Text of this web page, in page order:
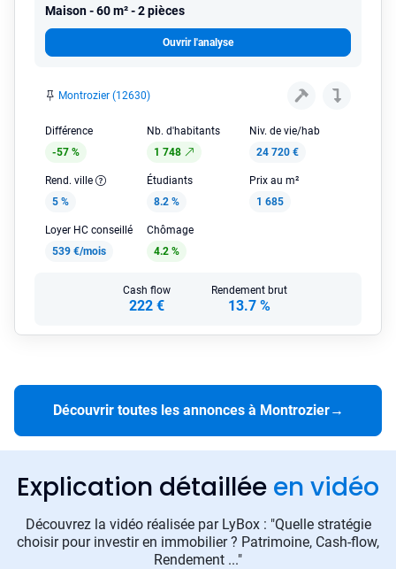
Maison 60 m² - 2 pièces
Ouvrir l'analyse
Montrozier (12630)
Différence
-57 %
Nb. d'habitants
1 748
Niv. de vie/hab
24 720 €
Rend. ville
5 %
Étudiants
8.2 %
Prix au m²
1 685
Loyer HC conseillé
539 €/mois
Chômage
4.2 %
Cash flow
222 €
Rendement brut
13.7 %
Découvrir toutes les annonces à Montrozier→
Explication détaillée en vidéo
Découvrez la vidéo réalisée par LyBox : "Quelle stratégie
choisir pour investir en immobilier ? Patrimoine, Cash-flow,
Rendement ..."